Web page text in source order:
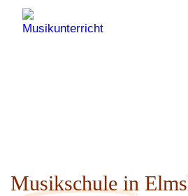
Musikschule in